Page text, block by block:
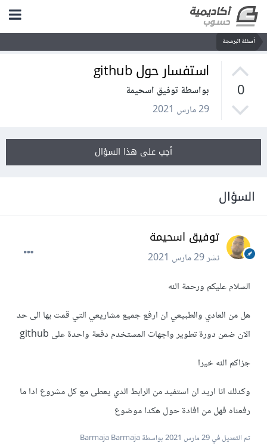
أسئلة البرمجة
0
استفسار حول github
بواسطة توفيق اسحيمة
29 مارس 2021
أجب على هذا السؤال
السؤال
توفيق اسحيمة
نشر29 مارس 2021
السلام عليكم ورحمة الله
هل من العادي والطبيعي ان ارفع جميع مشاريعي التي قمت بها الى حد
الان ضمن دورة تطوير واجهات المستخدم دفعة واحدة على github
جزاكم الله خيرا
وكدلك انا اريد ان استفيد من الرابط الدي يعطى مع كل مشروع ادا ما
رفعناه فهل من افادة حول هكدا موضوع
تم التعديل في29 مارس 2021
بواسطة Barmaja Barmaja